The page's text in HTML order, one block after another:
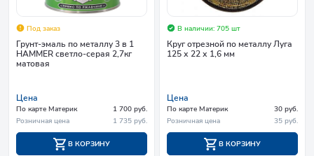
Под заказ
Грунт-эмаль по металлу 3 в 1
HAMMER светло-серая 2,7кг
матовая
Цена
По карте Материк
1 700 руб.
Розничная цена
1 735 руб.
В КОРЗИНУ
В наличии: 705 шт
Круг отрезной по металлу Луга
125 х 22 х 1,6 мм
Цена
По карте Материк
30 руб.
Розничная цена
35 руб.
В КОРЗИНУ